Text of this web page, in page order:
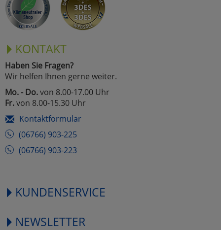
KONTAKT
Haben Sie Fragen?
Wir helfen Ihnen gerne weiter.
Mo. - Do.von 8.00-17.00 Uhr
Fr.von 8.00-15.30 Uhr
Kontaktformular
(06766) 903-225
(06766) 903-223
KUNDENSERVICE
NEWSLETTER